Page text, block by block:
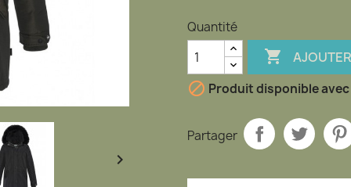

Quantité

 Produit disponible
Partager